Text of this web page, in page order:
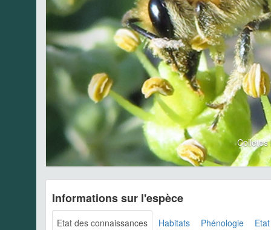
Colletes
Informations sur l'espèce
Etat des connaissances Habitats Phénologie